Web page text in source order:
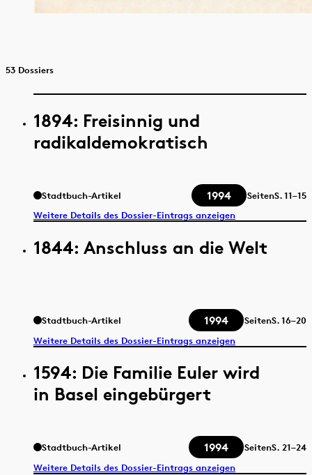
53 Dossiers
1894: Freisinnig und
radikaldemokratisch
Stadtbuch-Artikel 1994 SeitenS.11–15
Weitere Details des Dossier-Eintrags anzeigen
1844: Anschluss an die Welt
Stadtbuch-Artikel 1994 SeitenS.16–20
Weitere Details des Dossier-Eintrags anzeigen
1594: Die Familie Euler wird
in Basel eingebürgert
Stadtbuch-Artikel 1994 SeitenS. 21–24
Weitere Details des Dossier-Eintrags anzeigen